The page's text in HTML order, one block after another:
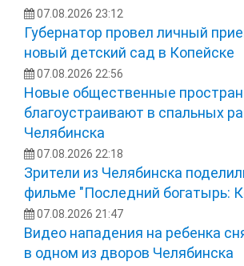
07.08.2026 23:12
Губернатор провел личный
новый детский сад в Копейске
07.08.2026 22:56
Новые общественные
благоустраивают в спальных
Челябинска
07.08.2026 22:18
Зрители из Челябинска
фильме "Последний богатырь:
07.08.2026 21:47
Видео нападения на ребенка
в одном из дворов Челябинска